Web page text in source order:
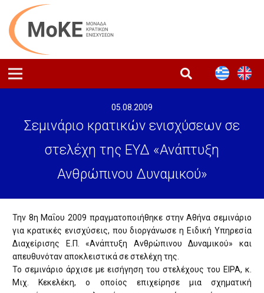
05.08.2009
Σεμινάριο κρατικών ενισχύσεων σε
στελέχη της ΕΥΔ «Ανάπτυξη
Ανθρώπινου Δυναμικού»
Την 8η Μαΐου 2009 πραγματοποιήθηκε στην Αθήνα σεμινάριο
για κρατικές ενισχύσεις, που διοργάνωσε η Ειδική Υπηρεσία
Διαχείρισης Ε.Π. «Ανάπτυξη Ανθρώπινου Δυναμικού» και
απευθυνόταν αποκλειστικά σε στελέχη της.
Το σεμινάριο άρχισε με εισήγηση του στελέχους του ΕΙΡΑ, κ.
Μιχ. Κεκελέκη, ο οποίος επιχείρησε μια σχηματική